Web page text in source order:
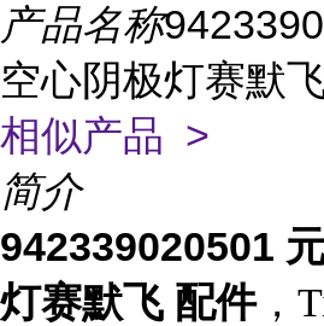
产品名称
空心阴极灯赛默
相似产品 >
简介
942339020501
灯赛默飞 配件，